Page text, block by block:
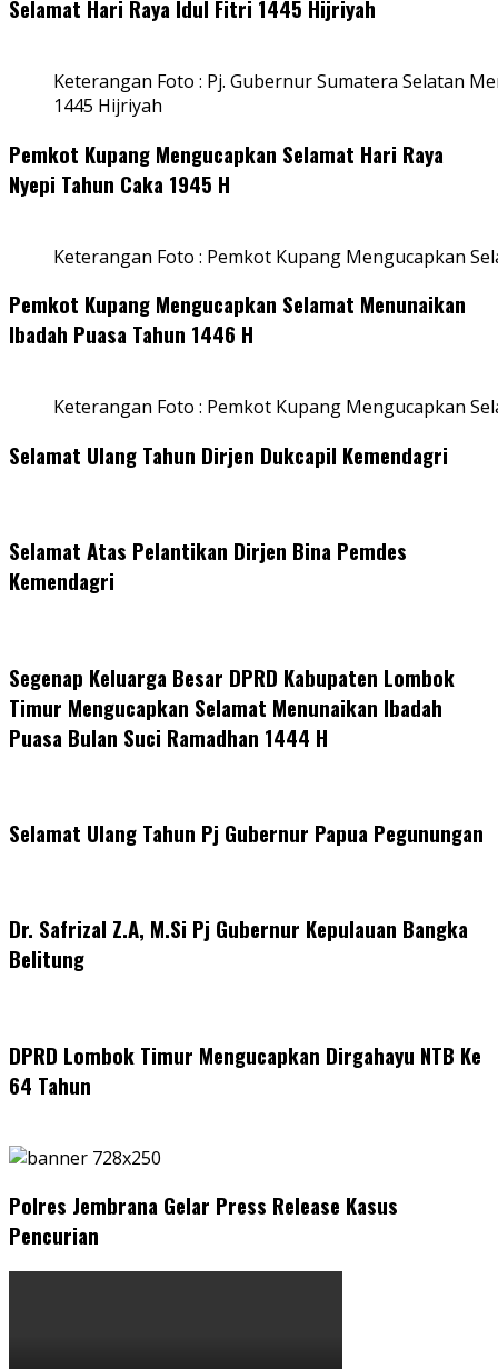
Selamat Hari Raya Idul Fitri 1445 Hijriyah
Keterangan Foto : Pj. Gubernur Sumatera Selatan
1445 Hijriyah
Pemkot Kupang Mengucapkan Selamat Hari Raya
Nyepi Tahun Caka 1945 H
Keterangan Foto : Pemkot Kupang Mengucapkan
Pemkot Kupang Mengucapkan Selamat Menunaikan
Ibadah Puasa Tahun 1446 H
Keterangan Foto : Pemkot Kupang Mengucapkan
Selamat Ulang Tahun Dirjen Dukcapil Kemendagri
Selamat Atas Pelantikan Dirjen Bina Pemdes
Kemendagri
Segenap Keluarga Besar DPRD Kabupaten Lombok
Timur Mengucapkan Selamat Menunaikan Ibadah
Puasa Bulan Suci Ramadhan 1444 H
Selamat Ulang Tahun Pj Gubernur Papua Pegunungan
Dr. Safrizal Z.A, M.Si Pj Gubernur Kepulauan Bangka
Belitung
DPRD Lombok Timur Mengucapkan Dirgahayu NTB Ke
64 Tahun
Polres Jembrana Gelar Press Release Kasus
Pencurian